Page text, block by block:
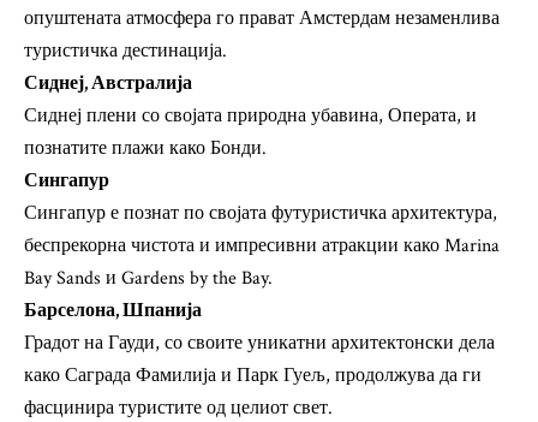
опуштената атмосфера го прават Амстердам незаменлива
туристичка дестинација.
Сиднеј, Австралија
Сиднеј плени со својата природна убавина, Операта, и
познатите плажи како Бонди.
Сингапур
Сингапур е познат по својата футуристичка архитектура,
беспрекорна чистота и импресивни атракции како Marina
Bay Sands и Gardens by the Bay.
Барселона, Шпанија
Градот на Гауди, со своите уникатни архитектонски дела
како Саграда Фамилија и Парк Гуељ, продолжува да ги
фасцинира туристите од целиот свет.